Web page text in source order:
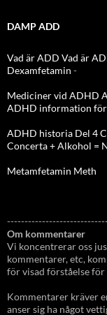
DAMP ADD
Vad är ADD Vad är
Dexamfetamin -
Mediciner vid ADHD
ADHD information
ADHD historia Del 4
Concerta + Alkohol =
Metamfetamin Meth
Om kommentarer
Vi koncentrerar oss
kommentarer, etc,
för visad förståelse för
Kommentarer kräver
anser sig ha något